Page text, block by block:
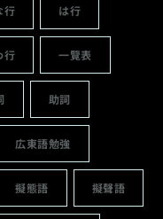
行 は行
行 一覽表
助詞
広東語勉強
擬態語 擬聲語